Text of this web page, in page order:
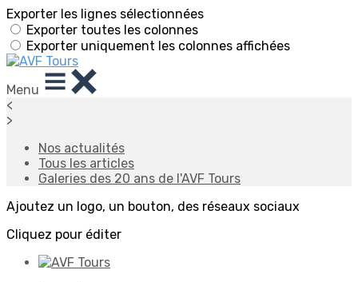
Exporter les lignes sélectionnées
Exporter toutes les colonnes
Exporter uniquement les colonnes affichées
Menu
<
>
Nos actualités
Tous les articles
Galeries des 20 ans de l'AVF Tours
Ajoutez un logo, un bouton, des réseaux sociaux
Cliquez pour éditer